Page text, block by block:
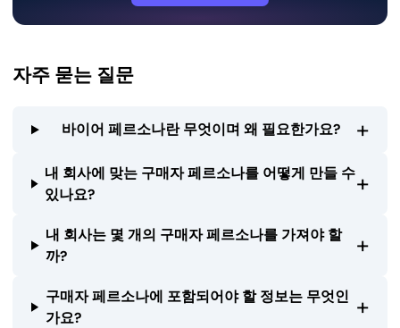
자주 묻는 질문
바이어 페르소나란 무엇이며 왜 필요한가요? +
내 회사에 맞는 구매자 페르소나를 어떻게 만들 수
있나요?
+
내 회사는 몇 개의 구매자 페르소나를 가져야 할
까?
+
구매자 페르소나에 포함되어야 할 정보는 무엇인
가요?
+